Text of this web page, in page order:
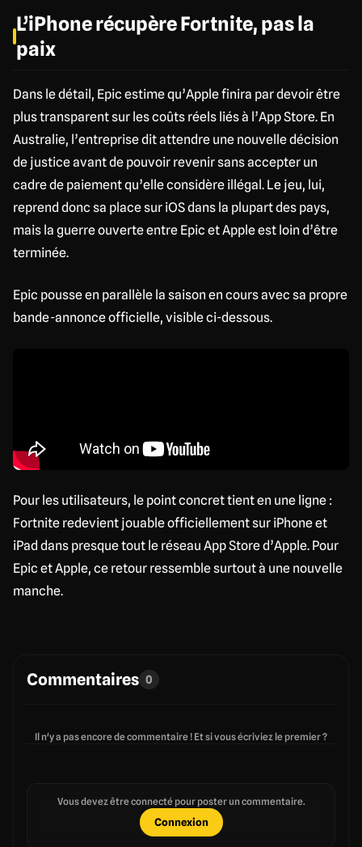
L’iPhone récupère Fortnite, pas la
paix
Dans le détail, Epic estime qu’Apple finira par devoir être
plus transparent sur les coûts réels liés à l’App Store. En
Australie, l’entreprise dit attendre une nouvelle décision
de justice avant de pouvoir revenir sans accepter un
cadre de paiement qu’elle considère illégal. Le jeu, lui,
reprend donc sa place sur iOS dans la plupart des pays,
mais la guerre ouverte entre Epic et Apple est loin d’être
terminée.
Epic pousse en parallèle la saison en cours avec sa propre
bande-annonce officielle, visible ci-dessous.
Pour les utilisateurs, le point concret tient en une ligne :
Fortnite redevient jouable officiellement sur iPhone et
iPad dans presque tout le réseau App Store d’Apple. Pour
Epic et Apple, ce retour ressemble surtout à une nouvelle
manche.
Commentaires 0
Il n'y a pas encore de commentaire ! Et si vous écriviez le premier ?
Vous devez être connecté pour poster un commentaire.
Connexion